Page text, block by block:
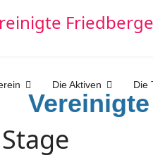
Die Aktiven Die